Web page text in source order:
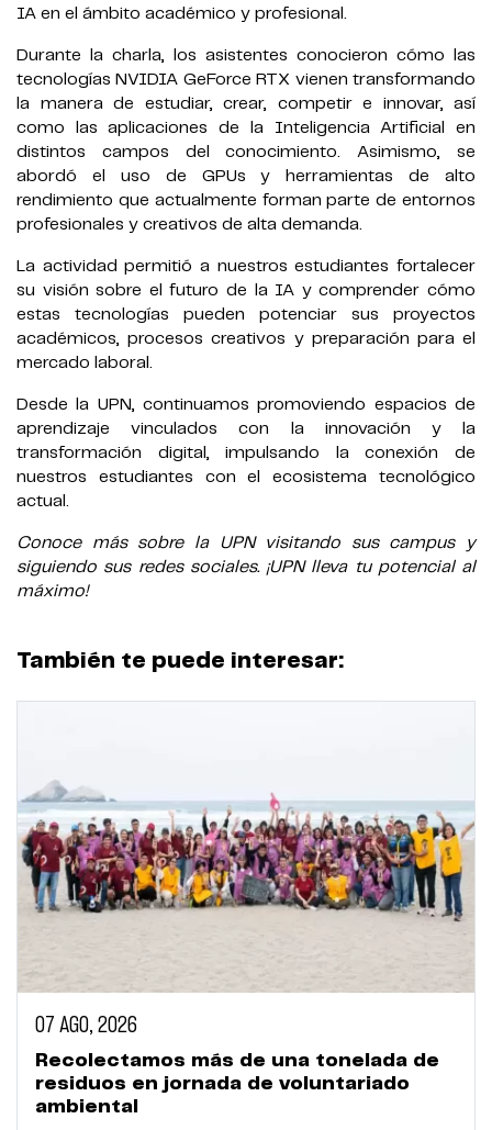
IA en el ámbito académico y profesional.
Durante la charla, los asistentes conocieron cómo las
tecnologías NVIDIA GeForce RTX vienen transformando
la manera de estudiar, crear, competir e innovar, así
como las aplicaciones de la Inteligencia Artificial en
distintos campos del conocimiento. Asimismo, se
abordó el uso de GPUs y herramientas de alto
rendimiento que actualmente forman parte de entornos
profesionales y creativos de alta demanda.
La actividad permitió a nuestros estudiantes fortalecer
su visión sobre el futuro de la IA y comprender cómo
estas tecnologías pueden potenciar sus proyectos
académicos, procesos creativos y preparación para el
mercado laboral.
Desde la UPN, continuamos promoviendo espacios de
aprendizaje vinculados con la innovación y la
transformación digital, impulsando la conexión de
nuestros estudiantes con el ecosistema tecnológico
actual.
Conoce más sobre la UPN visitando sus campus y
siguiendo sus redes sociales. ¡UPN lleva tu potencial al
máximo!
También te puede interesar:
07 AGO, 2026
Recolectamos más de una tonelada de
residuos en jornada de voluntariado
ambiental